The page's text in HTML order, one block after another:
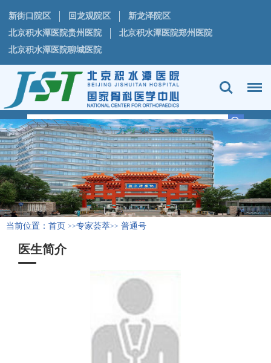
新街口院区 回龙观院区
新龙泽院区
北京积水潭医院贵州医院
北京积水潭医院郑州医院
北京积水潭医院聊城医院
当前位置： 首页 >>专家荟萃>> 普通号
医生简介